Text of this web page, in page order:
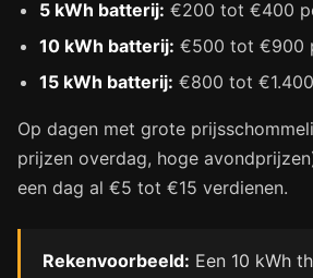
5 kWh batterij: €200 tot €400
10 kWh batterij: €500 tot €900
15 kWh batterij: €800 tot
Op dagen met grote
prijzen overdag, hoge
een dag al €5 tot €15 verdienen.
Rekenvoorbeeld: Een 10 kWh